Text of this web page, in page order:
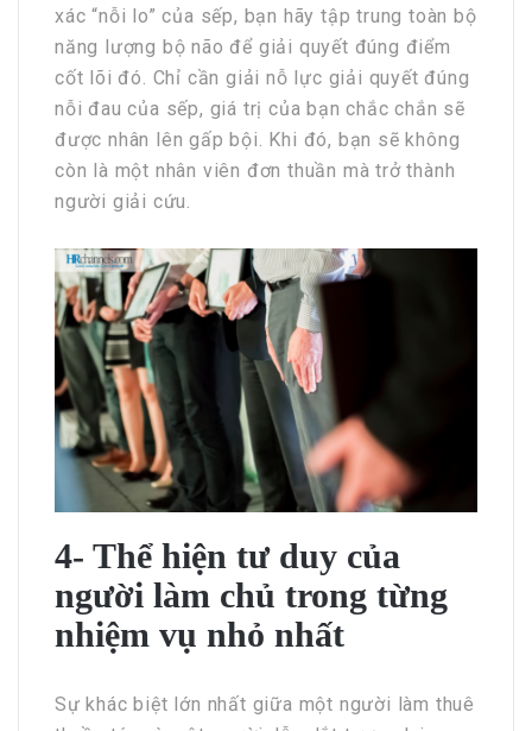
xác “nỗi lo” của sếp, bạn hãy tập trung toàn bộ
năng lượng bộ não để giải quyết đúng điểm
cốt lõi đó. Chỉ cần giải nỗ lực giải quyết đúng
nỗi đau của sếp, giá trị của bạn chắc chắn sẽ
được nhân lên gấp bội. Khi đó, bạn sẽ không
còn là một nhân viên đơn thuần mà trở thành
người giải cứu.
4- Thể hiện tư duy của
người làm chủ trong từng
nhiệm vụ nhỏ nhất
Sự khác biệt lớn nhất giữa một người làm thuê